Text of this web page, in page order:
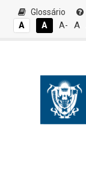
Glossário
A
A A- A